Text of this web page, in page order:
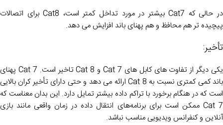
در حالی که Cat7 بیشتر در مورد تداخل کمتر است، Cat8 برای اتصالات
پیچیده تر هم محافظ و هم پهنای باند افزایش می دهد.
تأخیر:
یکی دیگر از تفاوت های کابل های Cat 7 و Cat 8 تاخیر است. Cat 7 پهنای
باند کمی کمتری نسبت به Cat 8 ارائه می دهد و حتی دارای تأخیر کران بالایی
است که در هنگام برخورد با تراکم داده بیشتر تمایل دارد. این بدان معناست که
Cat 7 ممکن است برای برنامه‌های انتقال داده در زمان واقعی مانند بازی
آنلاین و کنفرانس ویدیویی مناسب نباشد.